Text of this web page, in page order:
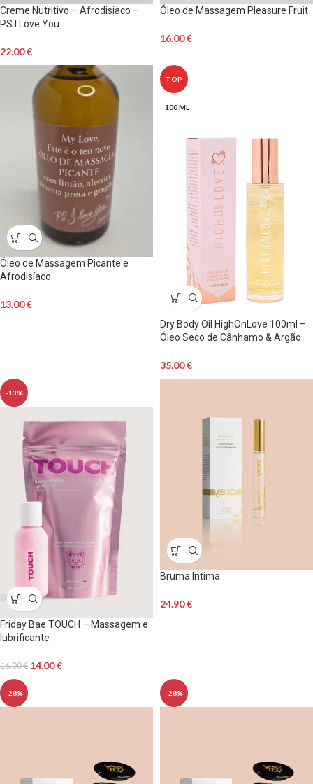
Creme Nutritivo – Afrodisiaco –
PS I Love You
22.00€
Óleo de Massagem Pleasure Fruit
16.00€
Óleo de Massagem Picante e
Afrodisíaco
13.00€
TOP
100 ML
Dry Body Oil HighOnLove 100ml –
Óleo Seco de Cânhamo & Argão
35.00€
-13%
Friday Bae TOUCH – Massagem e
lubrificante
16.00€ 14.00€
Bruma Intima
24.90€
-28% -28%